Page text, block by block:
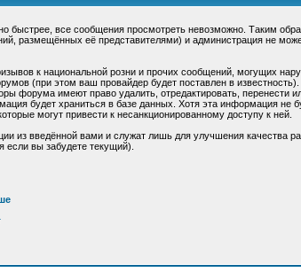
быстрее, все сообщения просмотреть невозможно. Таким
размещённых её представителями) и администрация не
к национальной розни и прочих сообщений, могущих
(при этом ваш провайдер будет поставлен в известность).
форума имеют право удалить, отредактировать, перенести
будет храниться в базе данных. Хотя эта информация не
могут привести к несанкционированному доступу к ней.
из введённой вами и служат лишь для улучшения качества
вы забудете текущий).